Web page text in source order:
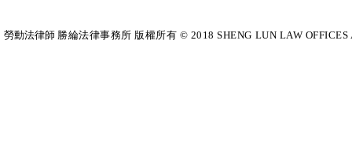
勞動法律師​ 勝綸法律事務所 版權所有 © 2018 SHENG LUN LAW